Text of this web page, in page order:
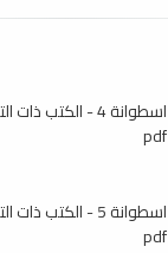
اسطوانة 4 -
pdf
اسطوانة 5 -
pdf